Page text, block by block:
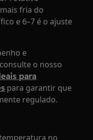
fria do
e 6–7 é o ajuste
e
o nosso
para
para garantir que
regulado.
no